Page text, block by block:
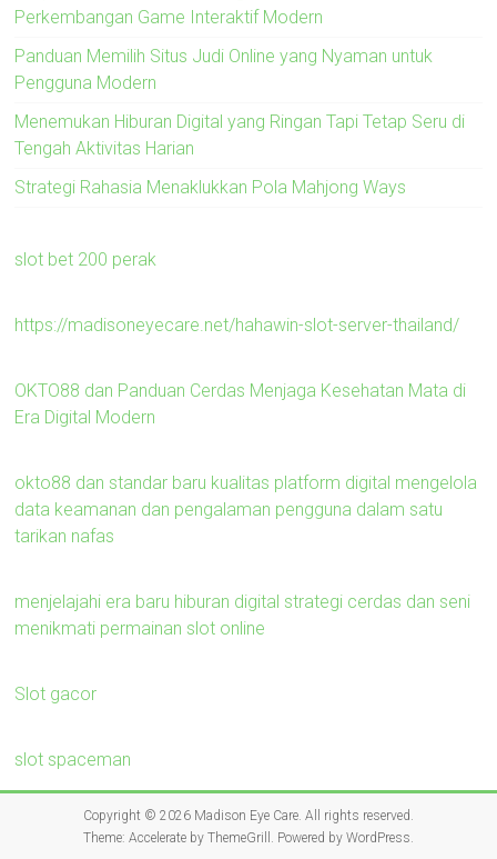
Perkembangan Game Interaktif Modern
Panduan Memilih Situs Judi Online yang Nyaman untuk
Pengguna Modern
Menemukan Hiburan Digital yang Ringan Tapi Tetap Seru di
Tengah Aktivitas Harian
Strategi Rahasia Menaklukkan Pola Mahjong Ways
slot bet 200 perak
https://madisoneyecare.net/hahawin-slot-server-thailand/
OKTO88 dan Panduan Cerdas Menjaga Kesehatan Mata di
Era Digital Modern
okto88 dan standar baru kualitas platform digital mengelola
data keamanan dan pengalaman pengguna dalam satu
tarikan nafas
menjelajahi era baru hiburan digital strategi cerdas dan seni
menikmati permainan slot online
Slot gacor
slot spaceman
Copyright © 2026 Madison Eye Care. All rights reserved.
Theme: Accelerateby ThemeGrill. Powered by WordPress